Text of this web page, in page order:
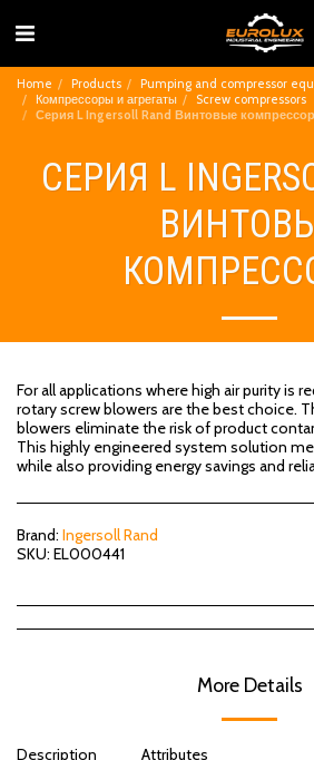
Home Products
Pumping and compressor
Компрессоры и агрегаты
Screw compressors
Серия L Ingersoll Rand Винтовые
СЕРИЯ L
For all applications where high air purity is
rotary screw blowers are the best choice.
blowers eliminate the risk of product
This highly engineered system solution
while also providing energy savings and
Brand: Ingersoll Rand
SKU: EL000441
More Details
Description Attributes